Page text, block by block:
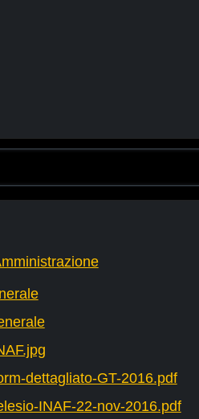
dettagliato-GT-2016.pdf
INAF-22-nov-2016.pdf